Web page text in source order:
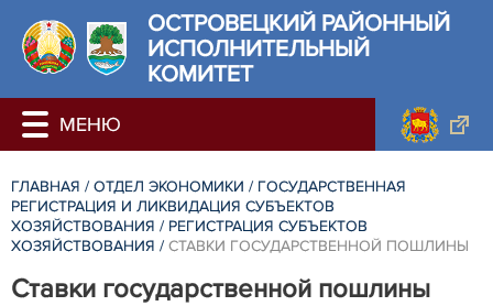
ОСТРОВЕЦКИЙ РАЙОННЫЙ
ИСПОЛНИТЕЛЬНЫЙ
КОМИТЕТ
ГЛАВНАЯ / ОТДЕЛ ЭКОНОМИКИ / ГОСУДАРСТВЕННАЯ
РЕГИСТРАЦИЯ И ЛИКВИДАЦИЯ СУБЪЕКТОВ
ХОЗЯЙСТВОВАНИЯ / РЕГИСТРАЦИЯ СУБЪЕКТОВ
ХОЗЯЙСТВОВАНИЯ / СТАВКИ ГОСУДАРСТВЕННОЙ ПОШЛИНЫ
Ставки государственной пошлины